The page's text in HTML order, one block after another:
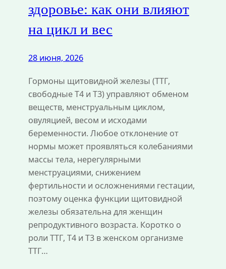
здоровье: как они влияют
на цикл и вес
28 июня, 2026
Гормоны щитовидной железы (ТТГ,
свободные Т4 и Т3) управляют обменом
веществ, менструальным циклом,
овуляцией, весом и исходами
беременности. Любое отклонение от
нормы может проявляться колебаниями
массы тела, нерегулярными
менструациями, снижением
фертильности и осложнениями гестации,
поэтому оценка функции щитовидной
железы обязательна для женщин
репродуктивного возраста. Коротко о
роли ТТГ, Т4 и Т3 в женском организме
ТТГ…